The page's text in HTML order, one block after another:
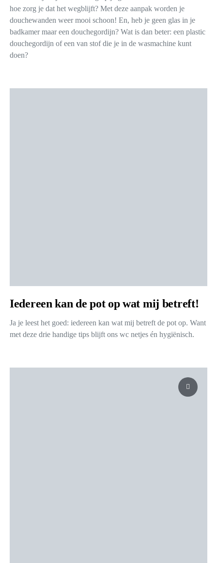
hoe zorg je dat het wegblijft? Met deze aanpak worden je
douchewanden weer mooi schoon! En, heb je geen glas in je
badkamer maar een douchegordijn? Wat is dan beter: een plastic
douchegordijn of een van stof die je in de wasmachine kunt
doen?
Iedereen kan de pot op wat mij betreft!
Ja je leest het goed: iedereen kan wat mij betreft de pot op. Want
met deze drie handige tips blijft ons wc netjes én hygiënisch.